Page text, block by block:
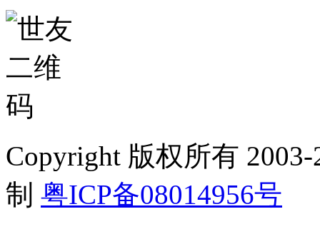
Copyright 版权所有
制 粤ICP备08014956号